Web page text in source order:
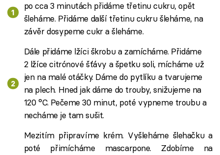
po cca 3 minutách přidáme třetinu cukru, opět
šleháme. Přidáme další třetinu cukru šleháme, na
závěr dosypeme cukr a šleháme.
Dále přidáme lžíci škrobu a zamícháme. Přidáme
2 lžíce citrónové šťávy a špetku soli, mícháme už
jen na malé otáčky. Dáme do pytlíku a tvarujeme
na plech. Hned jak dáme do trouby, snižujeme na
120 °C. Pečeme 30 minut, poté vypneme troubu a
necháme je tam sušit.
Mezitím připravíme krém. Vyšleháme šlehačku a
poté přimícháme mascarpone. Zdobíme na